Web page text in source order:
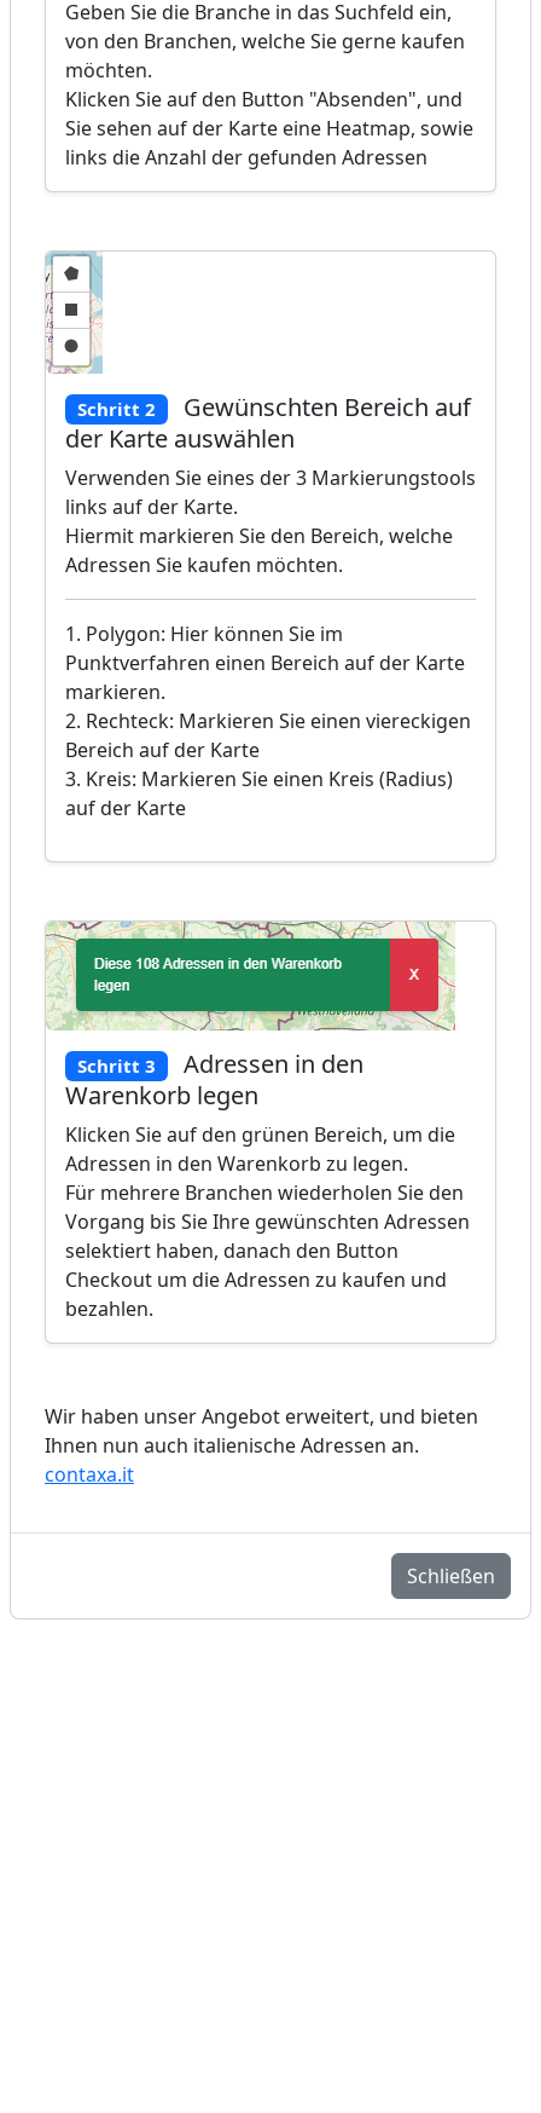
Geben Sie die Branche in das Suchfeld ein,
von den Branchen, welche Sie gerne kaufen
möchten.
Klicken Sie auf den Button "Absenden", und
Sie sehen auf der Karte eine Heatmap, sowie
links die Anzahl der gefunden Adressen
Schritt 2
Gewünschten Bereich auf
der Karte auswählen
Verwenden Sie eines der 3 Markierungstools
links auf der Karte.
Hiermit markieren Sie den Bereich, welche
Adressen Sie kaufen möchten.
1. Polygon: Hier können Sie im
Punktverfahren einen Bereich auf der Karte
markieren.
2. Rechteck: Markieren Sie einen viereckigen
Bereich auf der Karte
3. Kreis: Markieren Sie einen Kreis (Radius)
auf der Karte
Schritt 3
Adressen in den
Warenkorb legen
Klicken Sie auf den grünen Bereich, um die
Adressen in den Warenkorb zu legen.
Für mehrere Branchen wiederholen Sie den
Vorgang bis Sie Ihre gewünschten Adressen
selektiert haben, danach den Button
Checkout um die Adressen zu kaufen und
bezahlen.
Wir haben unser Angebot erweitert, und bieten
Ihnen nun auch italienische Adressen an.
contaxa.it
Schließen